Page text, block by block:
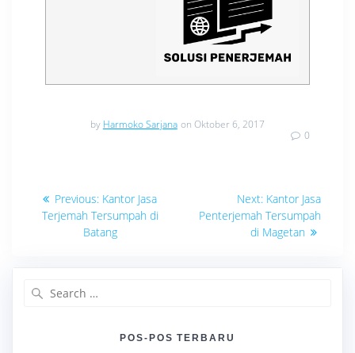
by Harmoko Sarjana on Oktober 6, 2017
0
Navigasi
pos
Previous: Previous
post:
Kantor Jasa
Terjemah Tersumpah di
Batang
Next: Next
post:
Kantor Jasa
Penterjemah Tersumpah
di Magetan
POS-POS TERBARU